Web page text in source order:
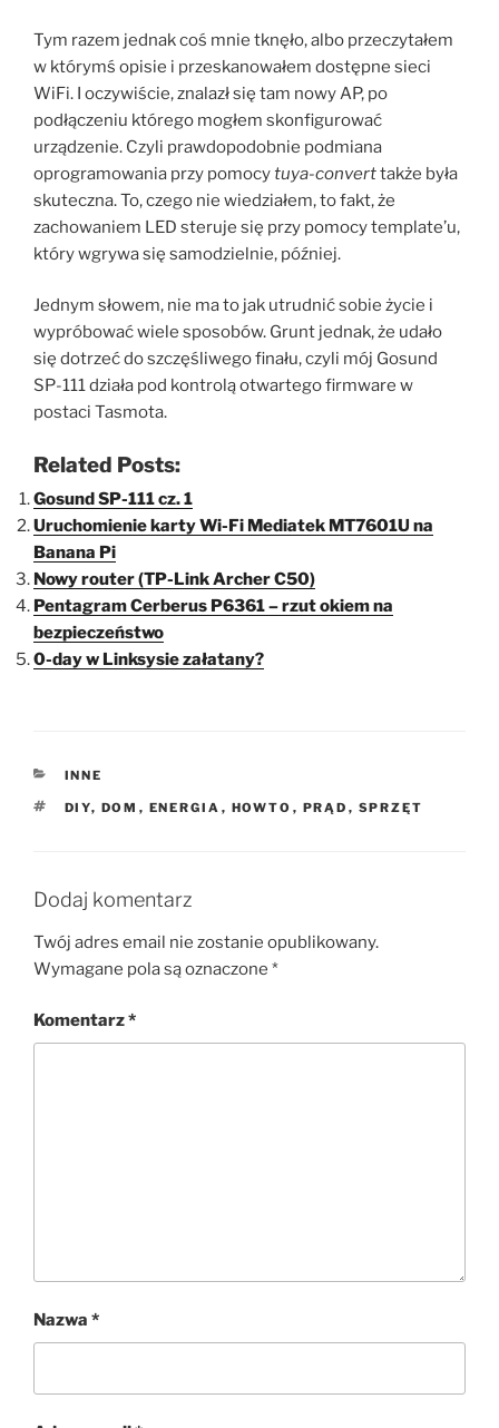
Tym razem jednak coś mnie tknęło, albo przeczytałem
w którymś opisie i przeskanowałem dostępne sieci
WiFi. I oczywiście, znalazł się tam nowy AP, po
podłączeniu którego mogłem skonfigurować
urządzenie. Czyli prawdopodobnie podmiana
oprogramowania przy pomocytuya-converttakże była
skuteczna. To, czego nie wiedziałem, to fakt, że
zachowaniem LED steruje się przy pomocy template’u,
który wgrywa się samodzielnie, później.
Jednym słowem, nie ma to jak utrudnić sobie życie i
wypróbować wiele sposobów. Grunt jednak, że udało
się dotrzeć do szczęśliwego finału, czyli mój Gosund
SP-111 działa pod kontrolą otwartego firmware w
postaci Tasmota.
Related Posts:
Gosund SP-111 cz. 1
Uruchomienie karty Wi-Fi Mediatek MT7601U na
Banana Pi
Nowy router (TP-Link Archer C50)
Pentagram Cerberus P6361 – rzut okiem na
bezpieczeństwo
0-day w Linksysie załatany?
KATEGORIE
INNE
TAGI
DIY, DOM , ENERGIA , HOWTO , PRĄD , SPRZĘT
Dodaj komentarz
Twój adres email nie zostanie opublikowany.
Wymagane pola są oznaczone *
Komentarz*
Nazwa *